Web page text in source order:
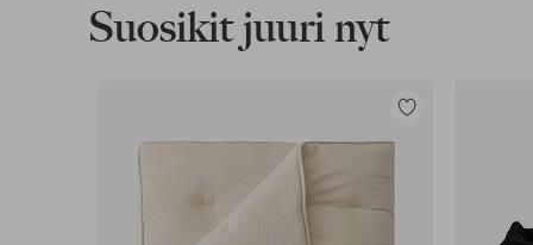
Suosikit juuri nyt
Lisää
suosikkeihin